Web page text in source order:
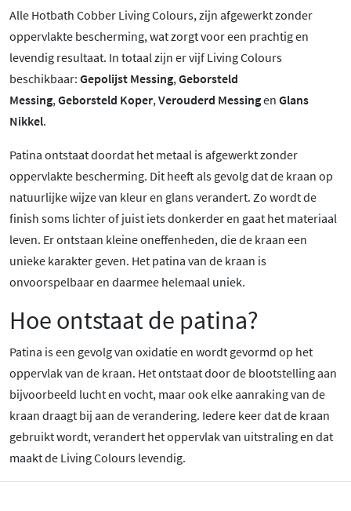
Alle Hotbath Cobber Living Colours, zijn afgewerkt zonder
oppervlakte bescherming, wat zorgt voor een prachtig en
levendig resultaat. In totaal zijn er vijf Living Colours
beschikbaar: Gepolijst Messing, Geborsteld
Messing, Geborsteld Koper, Verouderd Messingen Glans
Nikkel.
Patina ontstaat doordat het metaal is afgewerkt zonder
oppervlakte bescherming. Dit heeft als gevolg dat de kraan op
natuurlijke wijze van kleur en glans verandert. Zo wordt de
finish soms lichter of juist iets donkerder en gaat het materiaal
leven. Er ontstaan kleine oneffenheden, die de kraan een
unieke karakter geven. Het patina van de kraan is
onvoorspelbaar en daarmee helemaal uniek.
Hoe ontstaat de patina?
Patina is een gevolg van oxidatie en wordt gevormd op het
oppervlak van de kraan. Het ontstaat door de blootstelling aan
bijvoorbeeld lucht en vocht, maar ook elke aanraking van de
kraan draagt bij aan de verandering. Iedere keer dat de kraan
gebruikt wordt, verandert het oppervlak van uitstraling en dat
maakt de Living Colours levendig.